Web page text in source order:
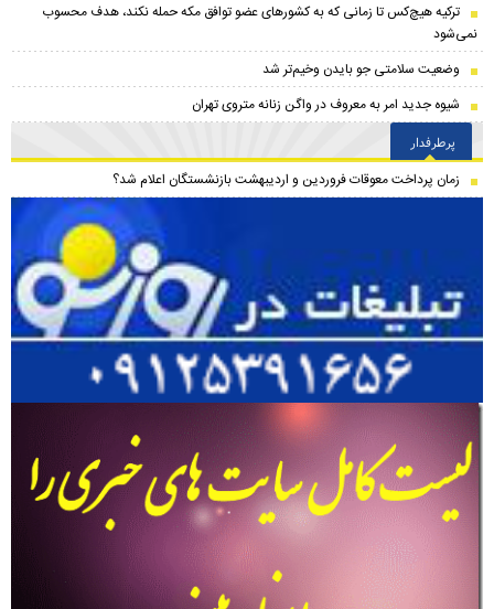
ترکیه هیچ‌کس تا زمانی که به کشورهای عضو توافق مکه حمله نکند، هدف محسوب
نمی‌شود
وضعیت سلامتی جو بایدن وخیم‌تر شد
شیوه جدید امر به معروف در واگن زنانه متروی تهران
پرطرفدار
زمان پرداخت معوقات فروردین و اردیبهشت بازنشستگان اعلام شد؟